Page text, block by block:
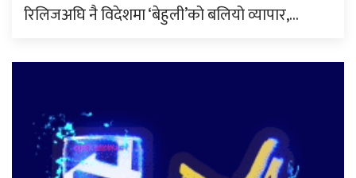
रिलिजअघि नै विदेशमा ‘बेहुली’को बलियो व्यापार,…